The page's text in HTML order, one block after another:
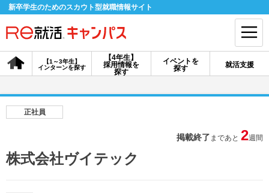
新卒学生のためのスカウト型就職情報サイト
【4年生】
採用情報を
探す
【1～3年生】
インターンを探す
イベントを
探す
就活支援
会員登録 ログイン
正社員
掲載終了 まであと 2週間
株式会社ヴイテック